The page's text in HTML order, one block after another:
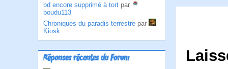
bd encore supprimé à tort par
boudu113
Chroniques du paradis terrestre par
Kiosk
Réponses récentes du Forum